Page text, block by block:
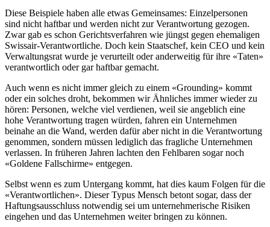
Diese Beispiele haben alle etwas Gemeinsames: Einzelpersonen
sind nicht haftbar und werden nicht zur Verantwortung gezogen.
Zwar gab es schon Gerichtsverfahren wie jüngst gegen ehemaligen
Swissair-Verantwortliche. Doch kein Staatschef, kein CEO und kein
Verwaltungsrat wurde je verurteilt oder anderweitig für ihre «Taten»
verantwortlich oder gar haftbar gemacht.
Auch wenn es nicht immer gleich zu einem «Grounding» kommt
oder ein solches droht, bekommen wir Ähnliches immer wieder zu
hören: Personen, welche viel verdienen, weil sie angeblich eine
hohe Verantwortung tragen würden, fahren ein Unternehmen
beinahe an die Wand, werden dafür aber nicht in die Verantwortung
genommen, sondern müssen lediglich das fragliche Unternehmen
verlassen. In früheren Jahren lachten den Fehlbaren sogar noch
«Goldene Fallschirme» entgegen.
Selbst wenn es zum Untergang kommt, hat dies kaum Folgen für die
«Verantwortlichen». Dieser Typus Mensch betont sogar, dass der
Haftungsausschluss notwendig sei um unternehmerische Risiken
eingehen und das Unternehmen weiter bringen zu können.